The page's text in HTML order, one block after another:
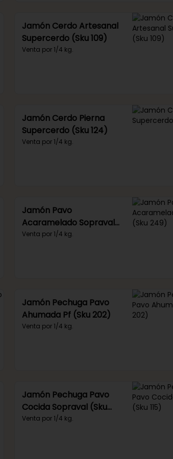
Jamón Cerdo Artesanal
Supercerdo (Sku 109)
Venta por 1/4 kg.
Jamón Cerdo Pierna
Supercerdo (Sku 124)
Venta por 1/4 kg.
Jamón Pavo
Acaramelado Sopraval
(Sku 249)
Venta por 1/4 kg.
Jamón Pechuga Pavo
Ahumada Pf (Sku 202)
Venta por 1/4 kg.
Jamón Pechuga Pavo
Cocida Sopraval (Sku
115)
Venta por 1/4 kg.